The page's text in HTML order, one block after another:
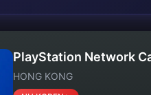
PlayStation Network
HONG KONG